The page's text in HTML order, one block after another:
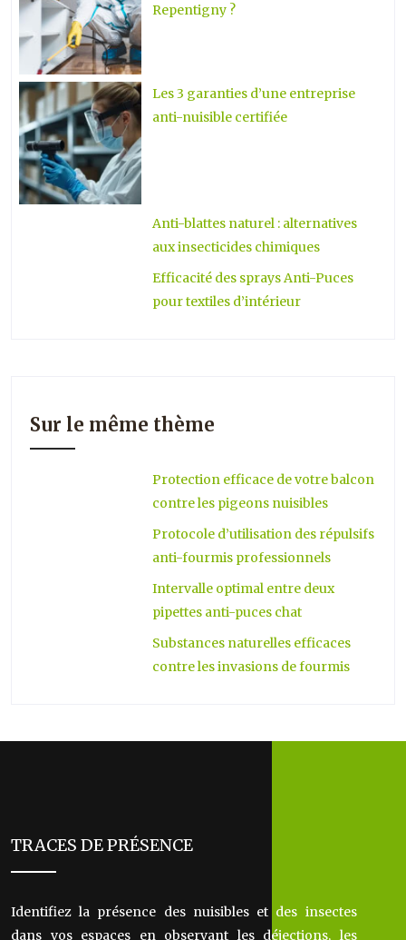
Repentigny ?
Les 3 garanties d’une entreprise
anti-nuisible certifiée
Anti-blattes naturel : alternatives
aux insecticides chimiques
Efficacité des sprays Anti-Puces
pour textiles d’intérieur
Sur le même thème
Protection efficace de votre balcon
contre les pigeons nuisibles
Protocole d’utilisation des répulsifs
anti-fourmis professionnels
Intervalle optimal entre deux
pipettes anti-puces chat
Substances naturelles efficaces
contre les invasions de fourmis
TRACES DE PRÉSENCE
Identifiez la présence des nuisibles et des insectes
dans vos espaces en observant les déjections, les